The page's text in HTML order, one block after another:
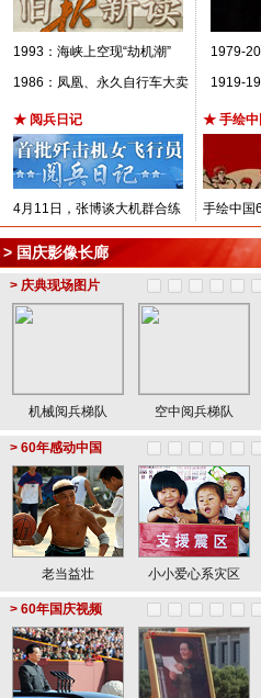
1993：海峡上空现“劫机潮”
1986：凤凰、永久自行车大卖
1979-
1919-
★ 阅兵日记
4月11日，张博谈大机群合练
★ 手绘中
手绘中国
> 国庆影像长廊
> 庆典现场图片
机械阅兵梯队 空中阅兵梯队
> 60年感动中国
老当益壮 小小爱心系灾区
> 60年国庆视频